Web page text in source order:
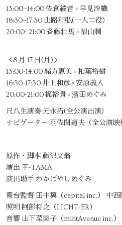
13:00−14:00 佐倉綾音 × 早見沙織
16:30−17:30 山路和弘(一人二役)
20:00−21:00 ⻫藤壮馬 × 福山潤
＜8 月 17 日(月)＞
13:00-14:00 緒方恵美 × 相葉裕樹
16:30-17:30 井上和彦 × 安原義人
20:00-21:00 梶裕貴 × 濱田めぐみ
尺八生演奏:元永拓(全公演出演)
ナビゲーター:羽佐間道夫（全公演
原作・脚本 藤沢文翁
演出 玊-TAMA
演出助手 わかばやしめぐみ
舞台監督 田中翼（capital inc.） 中西
照明 阿部将之（LICHT-ER）
音響 山下菜美子（mintAvenue inc.）